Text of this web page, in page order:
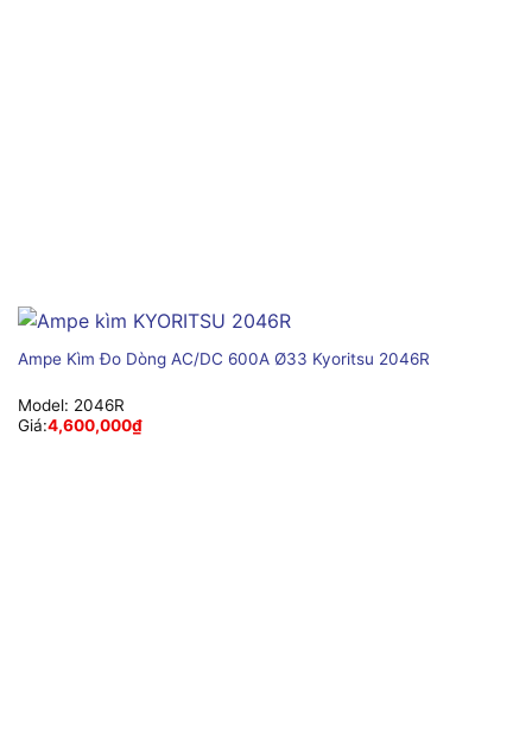
Ampe Kìm Đo Dòng AC/DC 600A Ø33 Kyoritsu 2046R
Model: 2046R
Giá:4,600,000₫